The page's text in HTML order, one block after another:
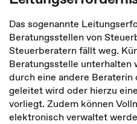
Das sogenannte
Beratungsstellen von
Steuerberatern fällt weg.
Beratungsstelle unterhalten
durch eine andere
geleitet wird oder hierzu
vorliegt. Zudem können
elektronisch verwaltet